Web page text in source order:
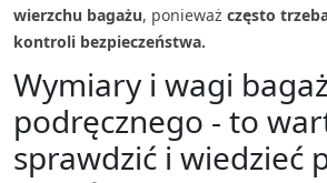
wierzchu bagażu, ponieważ często
kontroli bezpieczeństwa.
Wymiary i wagi
podręcznego - to
sprawdzić i wiedzieć